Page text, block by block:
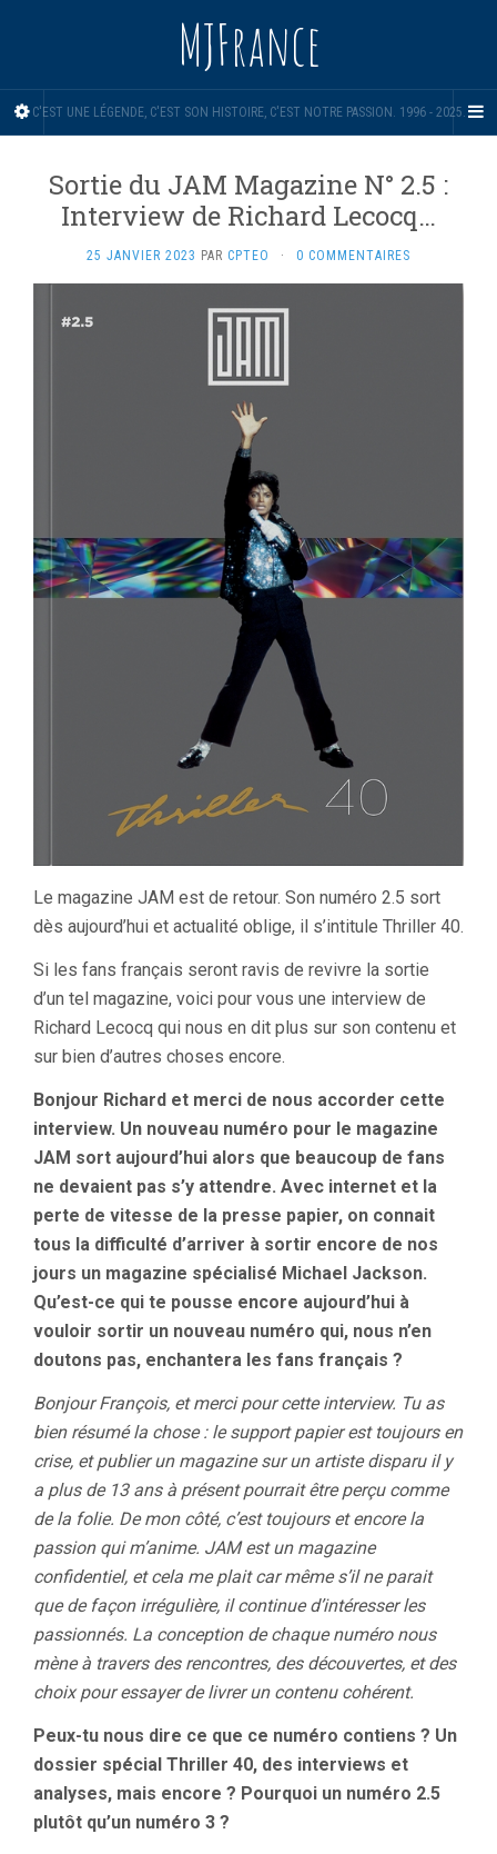
MJFrance
C'EST UNE LÉGENDE, C'EST SON HISTOIRE, C'EST NOTRE PASSION. 1996 - 2025.
Sortie du JAM Magazine N° 2.5 :
Interview de Richard Lecocq…
25 JANVIER 2023 PAR CPTEO · 0 COMMENTAIRES
Le magazine JAM est de retour. Son numéro 2.5 sort
dès aujourd’hui et actualité oblige, il s’intitule Thriller 40.
Si les fans français seront ravis de revivre la sortie
d’un tel magazine, voici pour vous une interview de
Richard Lecocq qui nous en dit plus sur son contenu et
sur bien d’autres choses encore.
Bonjour Richard et merci de nous accorder cette
interview. Un nouveau numéro pour le magazine
JAM sort aujourd’hui alors que beaucoup de fans
ne devaient pas s’y attendre. Avec internet et la
perte de vitesse de la presse papier, on connait
tous la difficulté d’arriver à sortir encore de nos
jours un magazine spécialisé Michael Jackson.
Qu’est-ce qui te pousse encore aujourd’hui à
vouloir sortir un nouveau numéro qui, nous n’en
doutons pas, enchantera les fans français ?
Bonjour François, et merci pour cette interview. Tu as
bien résumé la chose : le support papier est toujours en
crise, et publier un magazine sur un artiste disparu il y
a plus de 13 ans à présent pourrait être perçu comme
de la folie. De mon côté, c’est toujours et encore la
passion qui m’anime. JAM est un magazine
confidentiel, et cela me plait car même s’il ne parait
que de façon irrégulière, il continue d’intéresser les
passionnés. La conception de chaque numéro nous
mène à travers des rencontres, des découvertes, et des
choix pour essayer de livrer un contenu cohérent.
Peux-tu nous dire ce que ce numéro contiens ? Un
dossier spécial Thriller 40, des interviews et
analyses, mais encore ? Pourquoi un numéro 2.5
plutôt qu’un numéro 3 ?